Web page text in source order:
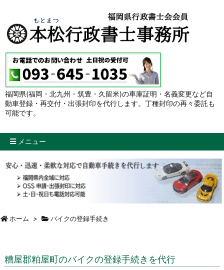
福岡県(福岡・北九州・筑豊・久留米)の車庫証明・名義変更など自
動車登録・再交付・出張封印を代行します。丁種封印の再々委託も
可能です。
メニュー
ホーム > バイクの登録手続き
糟屋郡粕屋町のバイクの登録手続きを代行